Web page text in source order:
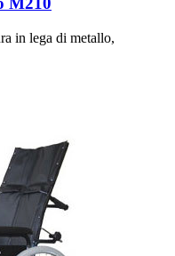
in lega di metallo,